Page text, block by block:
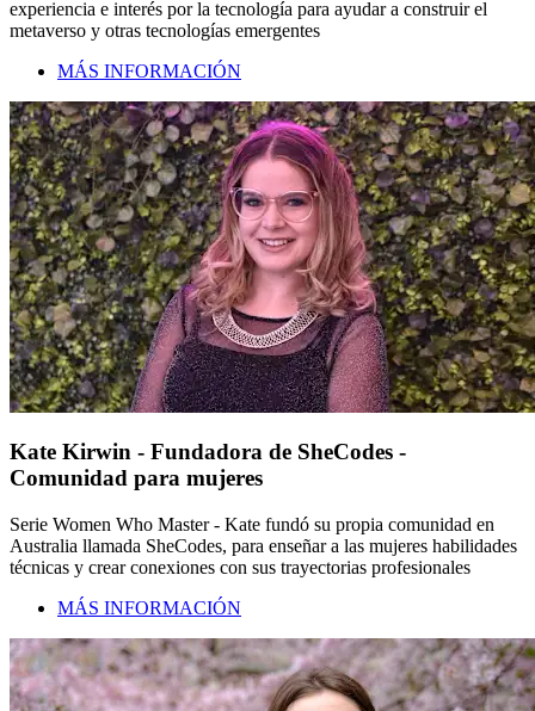
experiencia e interés por la tecnología para ayudar a construir el
metaverso y otras tecnologías emergentes
MÁS INFORMACIÓN
Kate Kirwin - Fundadora de SheCodes -
Comunidad para mujeres
Serie Women Who Master - Kate fundó su propia comunidad en
Australia llamada SheCodes, para enseñar a las mujeres habilidades
técnicas y crear conexiones con sus trayectorias profesionales
MÁS INFORMACIÓN